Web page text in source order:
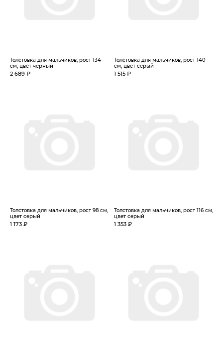
Толстовка для мальчиков, рост 134
см, цвет черный
2 689 ₽
Толстовка для мальчиков, рост 140
см, цвет серый
1 515 ₽
Толстовка для мальчиков, рост 98 см,
цвет серый
1 173 ₽
Толстовка для мальчиков, рост 116 см,
цвет серый
1 353 ₽